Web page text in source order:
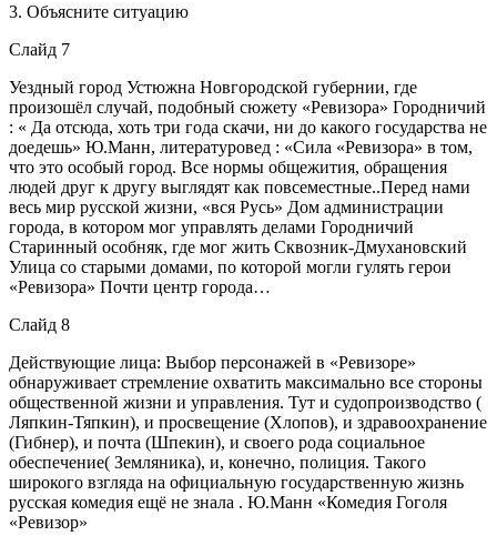
3. Объясните ситуацию
Слайд 7
Уездный город Устюжна Новгородской губернии, где
произошёл случай, подобный сюжету «Ревизора» Городничий
: « Да отсюда, хоть три года скачи, ни до какого государства не
доедешь» Ю.Манн, литературовед : «Сила «Ревизора» в том,
что это особый город. Все нормы общежития, обращения
людей друг к другу выглядят как повсеместные..Перед нами
весь мир русской жизни, «вся Русь» Дом администрации
города, в котором мог управлять делами Городничий
Старинный особняк, где мог жить Сквозник-Дмухановский
Улица со старыми домами, по которой могли гулять герои
«Ревизора» Почти центр города…
Слайд 8
Действующие лица: Выбор персонажей в «Ревизоре»
обнаруживает стремление охватить максимально все стороны
общественной жизни и управления. Тут и судопроизводство (
Ляпкин-Тяпкин), и просвещение (Хлопов), и здравоохранение
(Гибнер), и почта (Шпекин), и своего рода социальное
обеспечение( Земляника), и, конечно, полиция. Такого
широкого взгляда на официальную государственную жизнь
русская комедия ещё не знала . Ю.Манн «Комедия Гоголя
«Ревизор»